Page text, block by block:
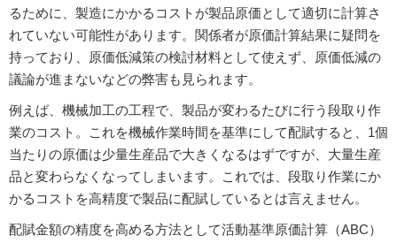
るために、製造にかかるコストが製品原価として適切に計算さ
れていない可能性があります。関係者が原価計算結果に疑問を
持っており、原価低減策の検討材料として使えず、原価低減の
議論が進まないなどの弊害も見られます。
例えば、機械加工の工程で、製品が変わるたびに行う段取り作
業のコスト。これを機械作業時間を基準にして配賦すると、1個
当たりの原価は少量生産品で大きくなるはずですが、大量生産
品と変わらなくなってしまいます。これでは、段取り作業にか
かるコストを高精度で製品に配賦しているとは言えません。
配賦金額の精度を高める方法として活動基準原価計算（ABC）